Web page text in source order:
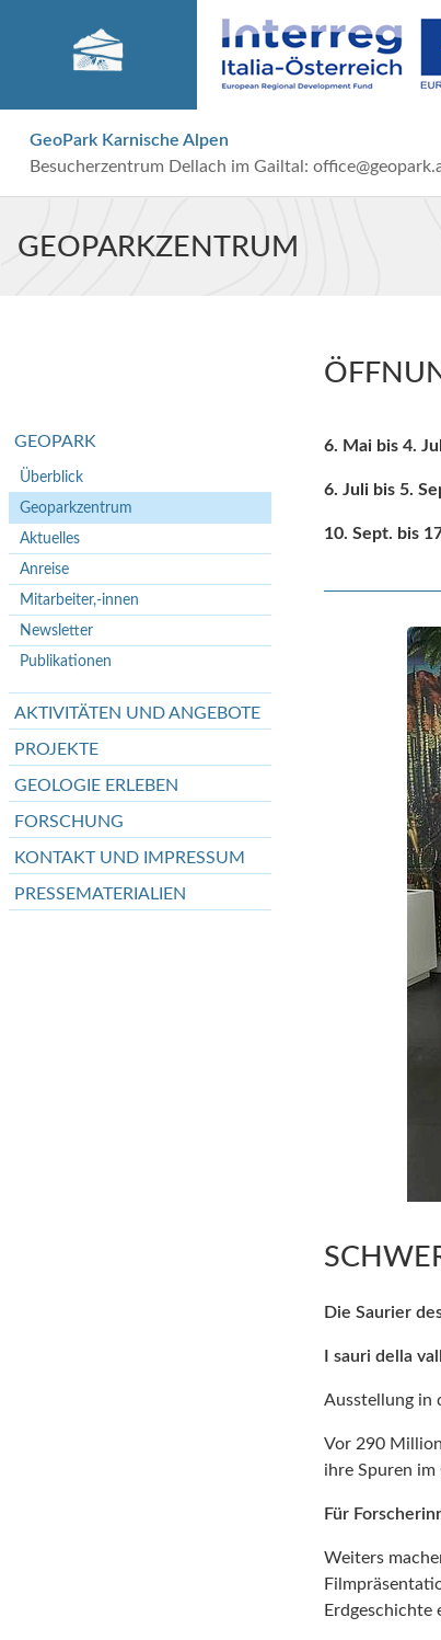
GeoPark Karnische Alpen
Besucherzentrum Dellach im Gailtal:
GEOPARKZENTRUM
GEOPARK
Überblick
Geoparkzentrum
Aktuelles
Anreise
Mitarbeiter,-innen
Newsletter
Publikationen
AKTIVITÄTEN UND ANGEBOTE
PROJEKTE
GEOLOGIE ERLEBEN
FORSCHUNG
KONTAKT UND IMPRESSUM
PRESSEMATERIALIEN
6. Mai bis 4.
6. Juli bis 5.
10. Sept. bis
Die Saurier
I sauri della
Ausstellung in
Vor 290
ihre Spuren im
Für
Weiters
Erdgeschichte